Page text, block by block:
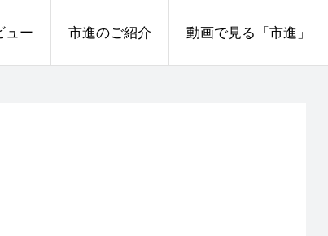
ュー 市進のご紹介 動画で見る「市進」